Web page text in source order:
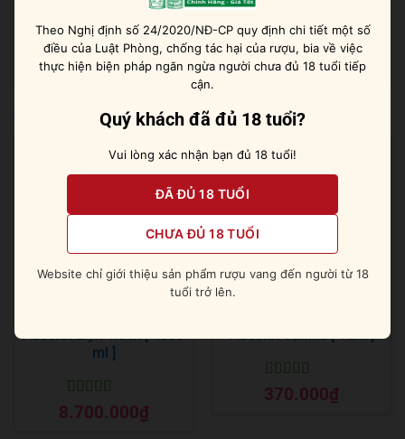
Piña Colada hay Daiquiri.
Sản phẩm tương tự
ml ]
Được xếp
hạng55 sao
8.700.000₫
Được xếp
hạng55 sao
370.000₫
Theo Nghị định số 24/2020/NĐ-CP quy định chi tiết một số
điều của Luật Phòng, chống tác hại của rượu, bia về việc
thực hiện biện pháp ngăn ngừa người chưa đủ 18 tuổi tiếp
cận.
Quý khách đã đủ 18 tuổi?
Vui lòng xác nhận bạn đủ 18 tuổi!
ĐÃ ĐỦ 18 TUỔI
CHƯA ĐỦ 18 TUỔI
Website chỉ giới thiệu sản phẩm rượu vang đến người từ 18
tuổi trở lên.